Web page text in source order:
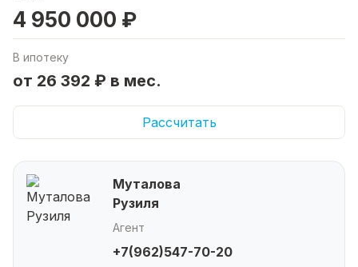
4 950 000 ₽
В ипотеку
от 26 392 ₽ в мес.
Рассчитать
Муталова
Рузиля
Агент
+7(962)547-70-20